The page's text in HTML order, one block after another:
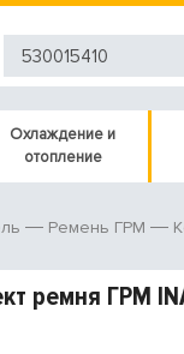
Охлаждение и
отопление
Ремень ГРМ
ремня ГРМ